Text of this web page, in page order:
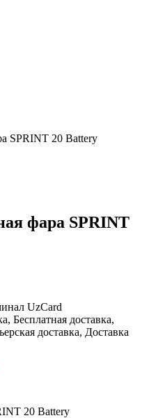
SPRINT 20 Battery
фара SPRINT
UzCard
Бесплатная доставка,
доставка, Доставка
20 Battery